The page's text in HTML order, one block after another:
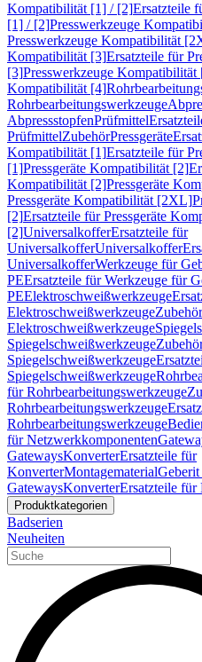
Kompatibilität [1] / [2]Ersatzteile
[1] / [2]Presswerkzeuge
Presswerkzeuge Kompatibilität
Kompatibilität [3]Ersatzteile für
[3]Presswerkzeuge Kompatibilität
Kompatibilität [4]
Rohrbearbeitungswerkzeuge
AbpressstopfenPrüfmittel
PrüfmittelZubehörPressgeräte
Kompatibilität [1]Ersatzteile für
[1]Pressgeräte Kompatibilität [2]
Kompatibilität [2]Pressgeräte
Pressgeräte Kompatibilität [2XL]
[2]Ersatzteile für Pressgeräte
[2]UniversalkofferErsatzteile für
UniversalkofferUniversalkoffer
UniversalkofferWerkzeuge für
PEErsatzteile für Werkzeuge für
PEElektroschweißwerkzeuge
Elektroschweißwerkzeuge
Elektroschweißwerkzeuge
Spiegelschweißwerkzeuge
Spiegelschweißwerkzeuge
Spiegelschweißwerkzeuge
für Rohrbearbeitungswerkzeuge
Rohrbearbeitungswerkzeuge
Rohrbearbeitungswerkzeuge
für Netzwerkkomponenten
GatewaysKonverterErsatzteile für
KonverterMontagematerial
GatewaysKonverterErsatzteile für
Produktkategorien
Badserien
Neuheiten